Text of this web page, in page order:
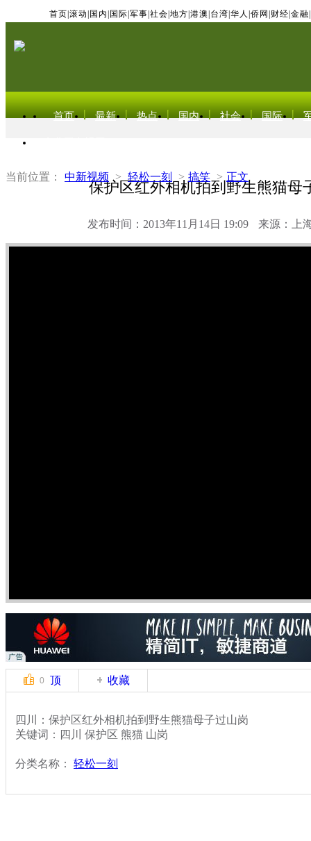
首页 滚动 国内 国际 军事 社会 地方 港澳 台湾 华人 侨网 财经 金融
首页 最新 热点 国内 社会 国际
当前位置： 中新视频 > 轻松一刻 > 搞笑 > 正文
保护区红外相机拍到野生熊猫母
发布时间：2013年11月14日 19:09 来源：上
0 顶 收藏
四川：保护区红外相机拍到野生熊猫母子过山岗
关键词：四川 保护区 熊猫 山岗
分类名称： 轻松一刻